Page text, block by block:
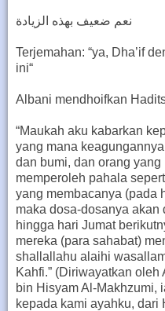
نعم ضعيف بهذه الزيادة
Terjemahan: “ya, Dha’if
ini“
Albani mendhoifkan
“Maukah aku kabarkan
yang mana
dan bumi, dan orang
memperoleh pahala
yang membacanya (pada
maka dosa-dosanya akan
hingga hari Jumat
mereka (para sahabat)
shallallahu alaihi
Kahfi.” (Diriwayatkan
bin Hisyam Al-Makhzumi,
kepada kami ayahku, dari